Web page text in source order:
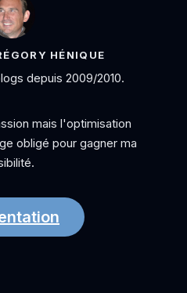
HÉNIQUE
depuis 2009/2010.
mais l'optimisation
obligé pour gagner ma